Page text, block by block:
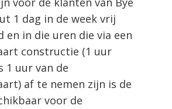
1 dag in de week vrij
en in die uren die via een
constructie (1 uur
1 uur van de
af te nemen zijn is de
voor de